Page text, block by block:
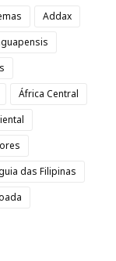
Addax
África Central
das Filipinas